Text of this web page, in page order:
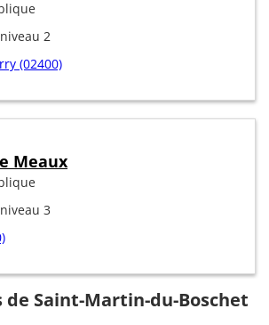
2
(02400)
Meaux
3
de Saint-Martin-du-Boschet